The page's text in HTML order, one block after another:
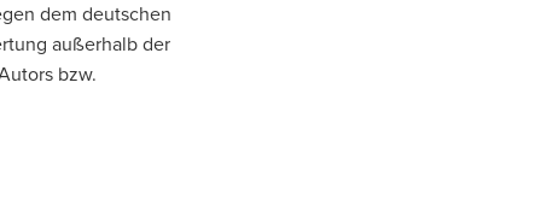
dem deutschen
außerhalb der
bzw.